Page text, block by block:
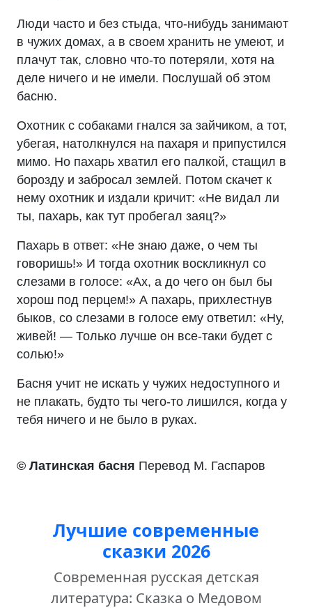
Люди часто и без стыда, что-нибудь занимают
в чужих домах, а в своем хранить не умеют, и
плачут так, словно что-то потеряли, хотя на
деле ничего и не имели. Послушай об этом
басню.
Охотник с собаками гнался за зайчиком, а тот,
убегая, натолкнулся на пахаря и припустился
мимо. Но пахарь хватил его палкой, стащил в
борозду и забросал землей. Потом скачет к
нему охотник и издали кричит: «Не видал ли
ты, пахарь, как тут пробегал заяц?»
Пахарь в ответ: «Не знаю даже, о чем ты
говоришь!» И тогда охотник воскликнул со
слезами в голосе: «Ах, а до чего он был бы
хорош под перцем!» А пахарь, прихлестнув
быков, со слезами в голосе ему ответил: «Ну,
живей! — Только лучше он все-таки будет с
солью!»
Басня учит не искать у чужих недоступного и
не плакать, будто ты чего-то лишился, когда у
тебя ничего и не было в руках.
© Латинская басня Перевод М. Гаспаров
Лучшие современные
сказки 2026
Современная русская детская
литература: Сказка о Медовом